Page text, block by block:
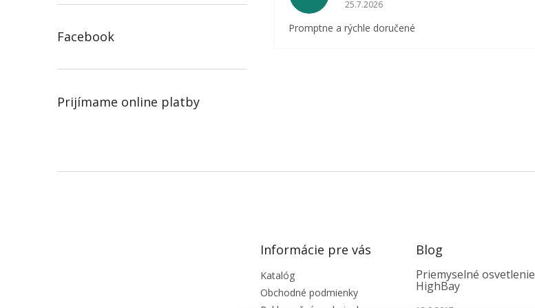
Facebook
Prijímame online platby
25.7.2026
Promptne a rýchle doručené
Informácie pre vás
Katalóg
Obchodné podmienky
Blog
Priemyselné osvetlenie
HighBay